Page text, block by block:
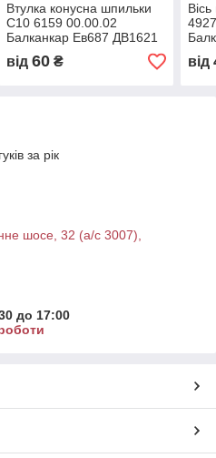
Втулка конусна шпильки
С10 6159 00.00.02
Балканкар Ев687 ДВ1621
ДВ1661
від 60₴ від
за рік
шосе, 32 (а/с 3007),
до 17:00